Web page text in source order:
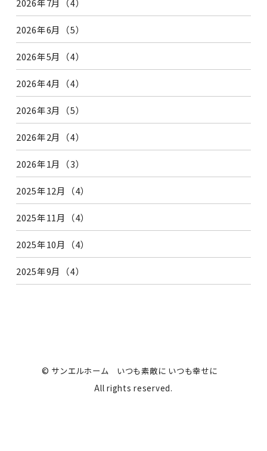
2026年7月（4）
2026年6月（5）
2026年5月（4）
2026年4月（4）
2026年3月（5）
2026年2月（4）
2026年1月（3）
2025年12月（4）
2025年11月（4）
2025年10月（4）
2025年9月（4）
© サンエルホーム いつも素敵に いつも幸せに
All rights reserved.